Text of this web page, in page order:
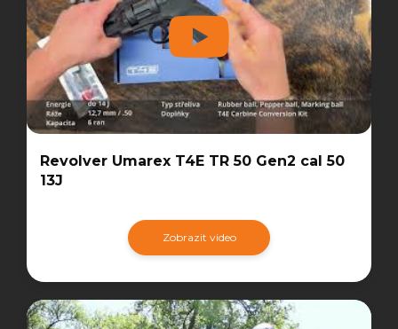
Revolver Umarex T4E TR 50 Gen2 cal 50
13J
Zobrazit video